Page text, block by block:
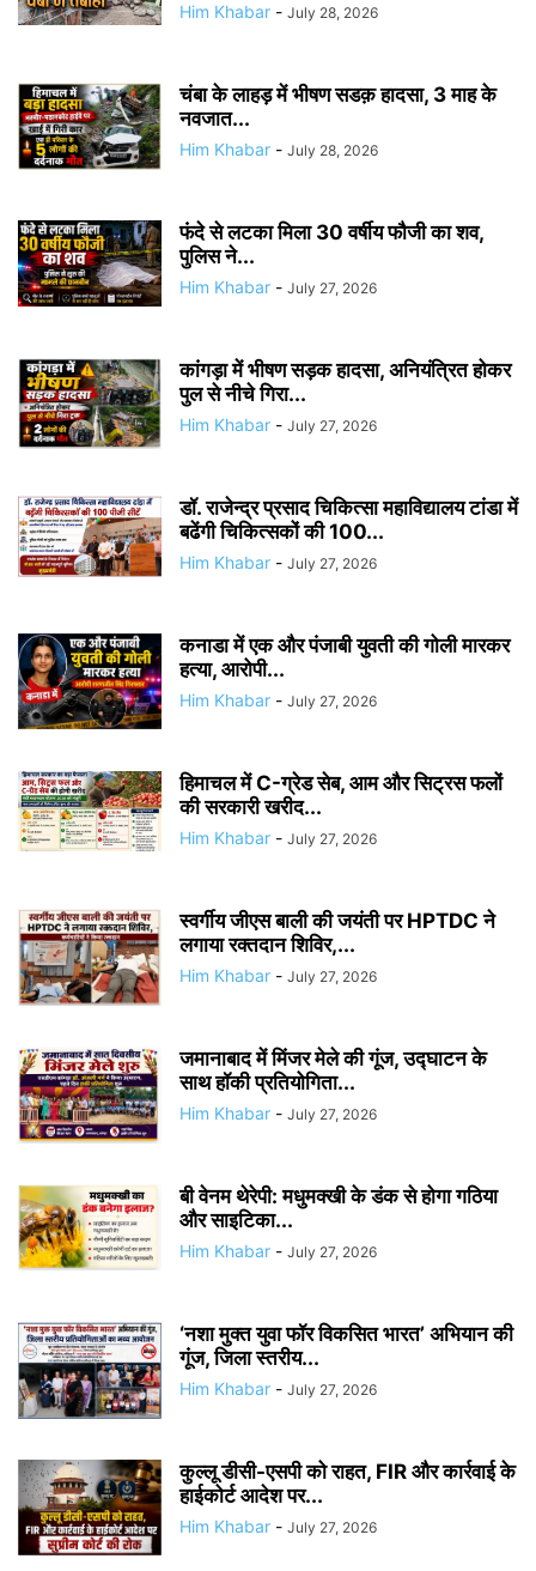
Him Khabar - July 28, 2026
चंबा के लाहड़ में भीषण सडक़ हादसा, 3 माह के
नवजात...
Him Khabar - July 28, 2026
फंदे से लटका मिला 30 वर्षीय फौजी का शव,
पुलिस ने...
Him Khabar - July 27, 2026
कांगड़ा में भीषण सड़क हादसा, अनियंत्रित होकर
पुल से नीचे गिरा...
Him Khabar - July 27, 2026
डॉ. राजेन्द्र प्रसाद चिकित्सा महाविद्यालय टांडा में
बढेंगी चिकित्सकों की 100...
Him Khabar - July 27, 2026
कनाडा में एक और पंजाबी युवती की गोली मारकर
हत्या, आरोपी...
Him Khabar - July 27, 2026
हिमाचल में C-ग्रेड सेब, आम और सिट्रस फलों
की सरकारी खरीद...
Him Khabar - July 27, 2026
स्वर्गीय जीएस बाली की जयंती पर HPTDC ने
लगाया रक्तदान शिविर,...
Him Khabar - July 27, 2026
जमानाबाद में मिंजर मेले की गूंज, उद्घाटन के
साथ हॉकी प्रतियोगिता...
Him Khabar - July 27, 2026
बी वेनम थेरेपी: मधुमक्खी के डंक से होगा गठिया
और साइटिका...
Him Khabar - July 27, 2026
‘नशा मुक्त युवा फॉर विकसित भारत’ अभियान की
गूंज, जिला स्तरीय...
Him Khabar - July 27, 2026
कुल्लू डीसी-एसपी को राहत, FIR और कार्रवाई के
हाईकोर्ट आदेश पर...
Him Khabar - July 27, 2026